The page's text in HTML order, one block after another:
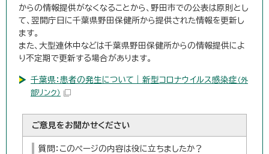
からの情報提供がなくなることから、野田市での公表は原則とし
て、翌開庁日に千葉県野田保健所から提供された情報を更新し
ます。
また、大型連休中などは千葉県野田保健所からの情報提供によ
り不定期で更新する場合があります。
千葉県：患者の発生について｜新型コロナウイルス感染症 （外
部リンク）
ご意見をお聞かせください
質問：このページの内容は役に立ちましたか？